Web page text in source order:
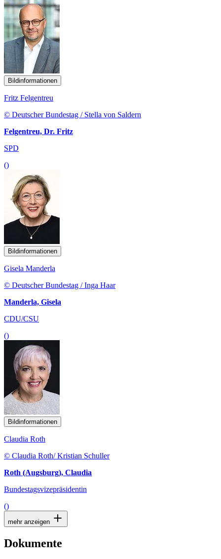
Bildinformationen
Fritz Felgentreu
© Deutscher Bundestag / Stella von Saldern
Felgentreu, Dr. Fritz
SPD
()
Bildinformationen
Gisela Manderla
© Deutscher Bundestag / Inga Haar
Manderla, Gisela
CDU/CSU
()
Bildinformationen
Claudia Roth
© Claudia Roth/ Kristian Schuller
Roth (Augsburg), Claudia
Bundestagsvizepräsidentin
()
mehr anzeigen
Dokumente